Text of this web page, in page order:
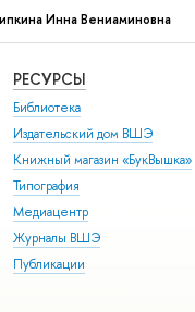
Инна Вениаминовна
РЕСУРСЫ
Библиотека
Издательский дом ВШЭ
Книжный магазин «БукВышка»
Типография
Медиацентр
Журналы ВШЭ
Публикации